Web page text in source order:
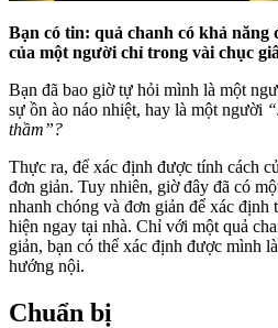
Bạn có tin: quả chanh có khả năng
của một người chỉ trong vài chục
Bạn đã bao giờ tự hỏi mình là một
sự ồn ào náo nhiệt, hay là một người
thầm”?
Thực ra, để xác định được tính cách
đơn giản. Tuy nhiên, giờ đây đã có
nhanh chóng và đơn giản để xác định
hiện ngay tại nhà. Chỉ với một quả
giản, bạn có thể xác định được mình
hướng nội.
Chuẩn bị